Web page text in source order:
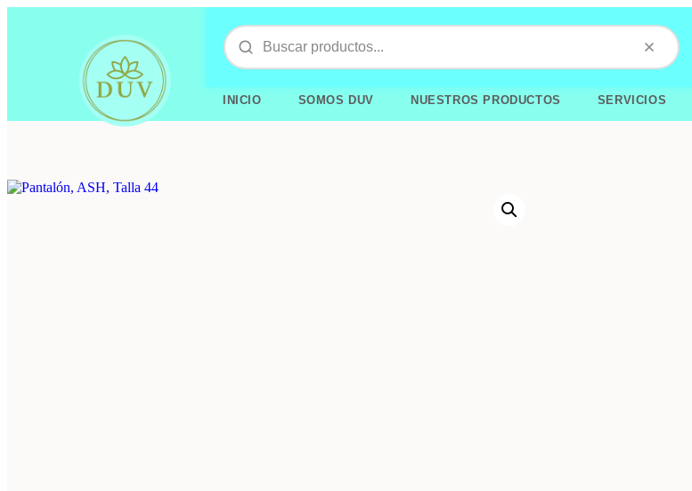
INICIO SOMOS DUV NUESTROS PRODUCTOS SERVICIOS